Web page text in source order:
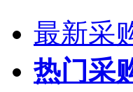
最新采
热门采